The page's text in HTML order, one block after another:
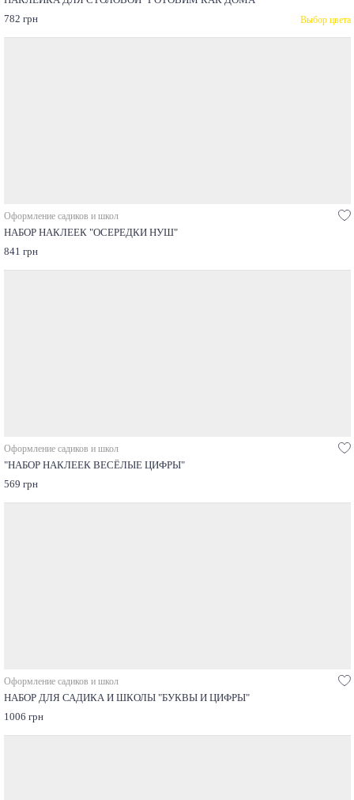
782 грн
Выбор цвета
Оформление садиков и школ
НАБОР НАКЛЕЕК "ОСЕРЕДКИ НУШ"
841 грн
Оформление садиков и школ
"НАБОР НАКЛЕЕК ВЕСЁЛЫЕ ЦИФРЫ"
569 грн
Оформление садиков и школ
НАБОР ДЛЯ САДИКА И ШКОЛЫ "БУКВЫ И ЦИФРЫ"
1006 грн